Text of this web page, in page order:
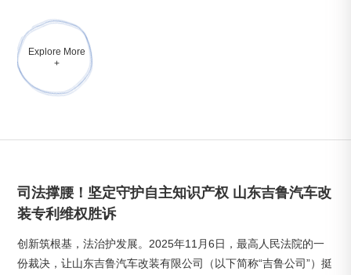
Explore More
+
司法撑腰！坚定守护自主知识产权 山东吉鲁汽车改
装专利维权胜诉
创新筑根基，法治护发展。2025年11月6日，最高人民法院的一
份裁决，让山东吉鲁汽车改装有限公司（以下简称“吉鲁公司”）挺